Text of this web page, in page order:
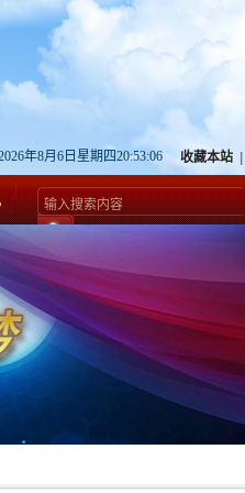
年8月6日星期四20:53:07 收藏本站